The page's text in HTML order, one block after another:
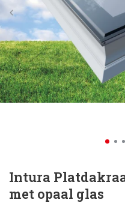
Intura
met opaal glas